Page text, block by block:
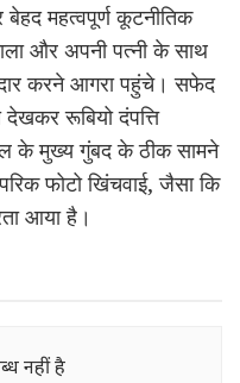
महत्वपूर्ण कूटनीतिक
और अपनी पत्नी के साथ
करने आगरा पहुंचे। सफेद
रूबियो दंपत्ति
के मुख्य गुंबद के ठीक सामने
फोटो खिंचवाई, जैसा कि
आया है।
नहीं है